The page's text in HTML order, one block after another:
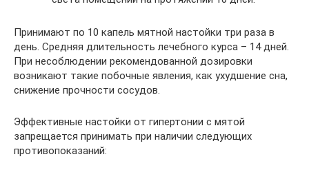
Принимают по 10 капель мятной настойки три раза в
день. Средняя длительность лечебного курса – 14 дней.
При несоблюдении рекомендованной дозировки
возникают такие побочные явления, как ухудшение сна,
снижение прочности сосудов.
Эффективные настойки от гипертонии с мятой
запрещается принимать при наличии следующих
противопоказаний: